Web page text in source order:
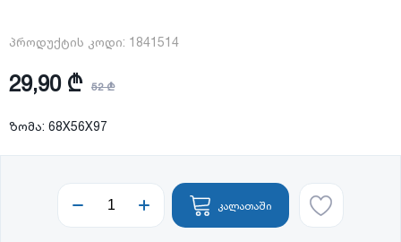
პროდუქტის კოდი: 1841514
29,90 ₾ 52 ₾
ზომა: 68X56X97
კალათაში